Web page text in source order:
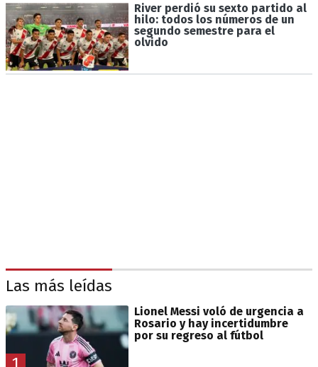
River perdió su sexto partido al
hilo: todos los números de un
segundo semestre para el
olvido
Las más leídas
Lionel Messi voló de urgencia a
Rosario y hay incertidumbre
por su regreso al fútbol